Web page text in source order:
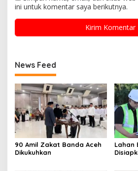
ini untuk komentar saya berikutnya.
News Feed
90 Amil Zakat Banda Aceh
Dikukuhkan
Lahan